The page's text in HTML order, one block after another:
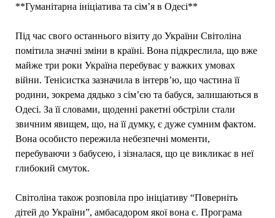
**Гуманітарна ініціатива та сім’я в Одесі**
Під час свого останнього візиту до України Світоліна
помітила значні зміни в країні. Вона підкреслила, що вже
майже три роки Україна перебуває у важких умовах
війни. Тенісистка зазначила в інтерв’ю, що частина її
родини, зокрема дядько з сім’єю та бабуся, залишаються в
Одесі. За її словами, щоденні ракетні обстріли стали
звичним явищем, що, на її думку, є дуже сумним фактом.
Вона особисто пережила небезпечні моменти,
перебуваючи з бабусею, і зізналася, що це викликає в неї
глибокий смуток.
Світоліна також розповіла про ініціативу “Поверніть
дітей до України”, амбасадором якої вона є. Програма